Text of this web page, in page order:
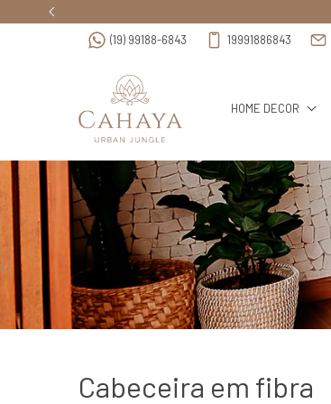
(19) 99188-6843 19991886843
HOME DECOR
Cabeceira em fibra